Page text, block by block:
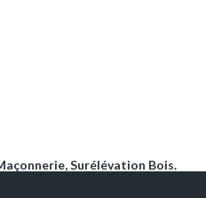
Surélévation Bois.